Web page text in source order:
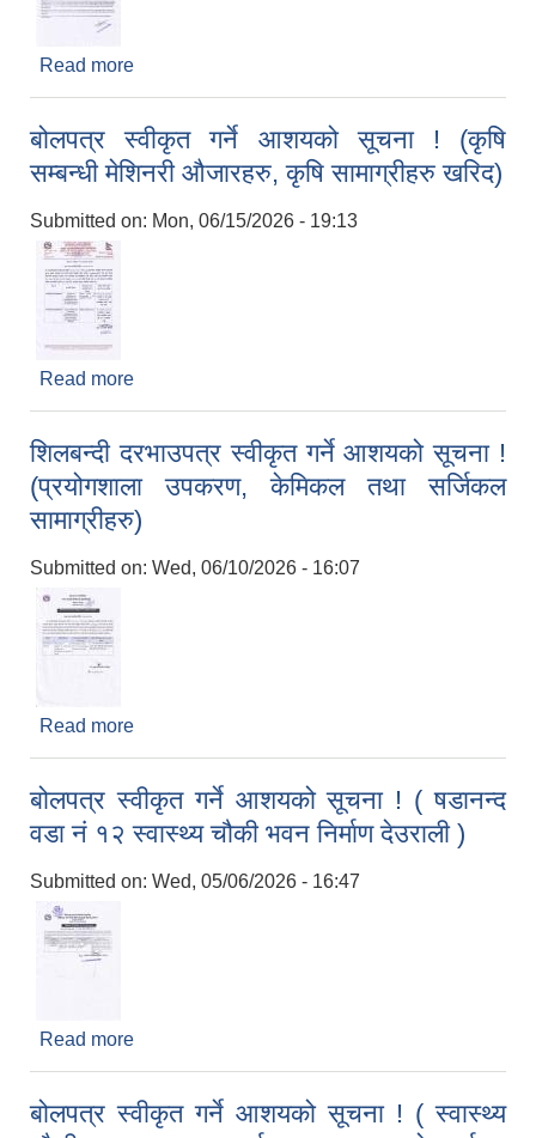
Read more
बोलपत्र स्वीकृत गर्ने आशयको सूचना ! (कृषि
सम्बन्धी मेशिनरी औजारहरु, कृषि सामाग्रीहरु खरिद)
Submitted on: Mon, 06/15/2026 - 19:13
Read more
शिलबन्दी दरभाउपत्र स्वीकृत गर्ने आशयको सूचना !
(प्रयोगशाला उपकरण, केमिकल तथा सर्जिकल
सामाग्रीहरु)
Submitted on: Wed, 06/10/2026 - 16:07
Read more
बोलपत्र स्वीकृत गर्ने आशयको सूचना ! ( षडानन्द
वडा नं १२ स्वास्थ्य चौकी भवन निर्माण देउराली )
Submitted on: Wed, 05/06/2026 - 16:47
Read more
बोलपत्र स्वीकृत गर्ने आशयको सूचना ! ( स्वास्थ्य